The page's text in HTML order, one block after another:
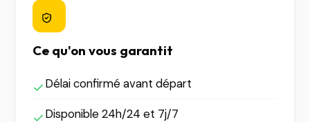
Ce qu'on vous garantit
Délai confirmé avant départ
Disponible 24h/24 et 7j/7